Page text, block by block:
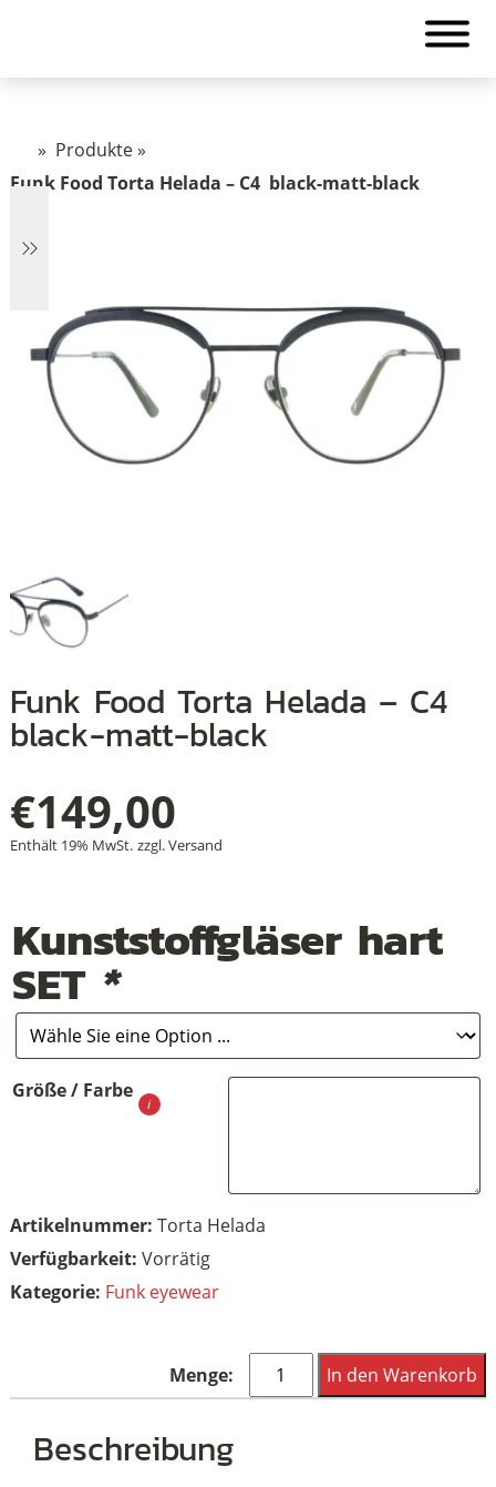
» Produkte»
Funk Food Torta Helada – C4 black-matt-black
Funk Food Torta Helada – C4
black-matt-black
€149,00
Enthält 19% MwSt. zzgl.Versand
Kunststoffgläser hart
SET *
Größe / Farbe
Artikelnummer: Torta Helada
Vorrätig
Kategorie: Funk eyewear
Funk
Food
In den Warenkorb
Beschreibung
+
+